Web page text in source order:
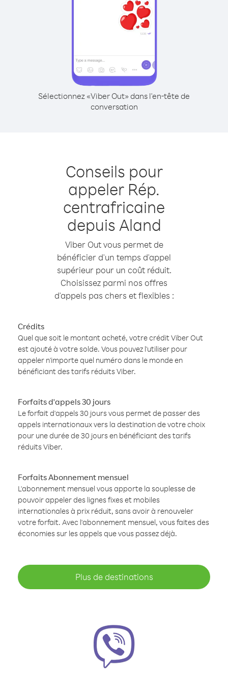
Sélectionnez «Viber Out» dans l'en-tête de
conversation
Conseils pour
appeler Rép.
centrafricaine
depuis Aland
Viber Out vous permet de
bénéficier d'un temps d'appel
supérieur pour un coût réduit.
Choisissez parmi nos offres
d'appels pas chers et flexibles :
Crédits
Quel que soit le montant acheté, votre crédit Viber Out
est ajouté à votre solde. Vous pouvez l'utiliser pour
appeler n'importe quel numéro dans le monde en
bénéficiant des tarifs réduits Viber.
Forfaits d'appels 30 jours
Le forfait d'appels 30 jours vous permet de passer des
appels internationaux vers la destination de votre choix
pour une durée de 30 jours en bénéficiant des tarifs
réduits Viber.
Forfaits Abonnement mensuel
L'abonnement mensuel vous apporte la souplesse de
pouvoir appeler des lignes fixes et mobiles
internationales à prix réduit, sans avoir à renouveler
votre forfait. Avec l'abonnement mensuel, vous faites des
économies sur les appels que vous passez déjà.
Plus de destinations